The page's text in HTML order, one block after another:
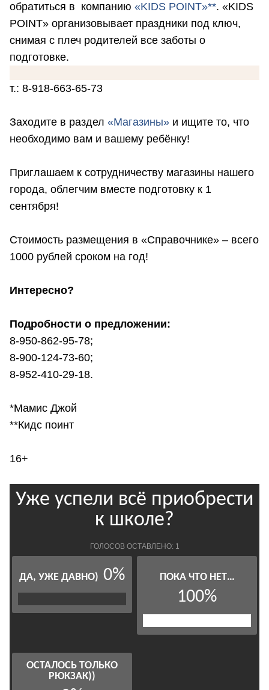
обратиться в компанию «KIDS POINT»**. «KIDS
POINT» организовывает праздники под ключ,
снимая с плеч родителей все заботы о
подготовке.
т.: 8-918-663-65-73
Заходите в раздел «Магазины» и ищите то, что
необходимо вам и вашему ребёнку!
Приглашаем к сотрудничеству магазины нашего
города, облегчим вместе подготовку к 1
сентября!
Стоимость размещения в «Справочнике» – всего
1000 рублей сроком на год!
Интересно?
Подробности о предложении:
8-950-862-95-78;
8-900-124-73-60;
8-952-410-29-18.
*Мамис Джой
**Кидс поинт
16+